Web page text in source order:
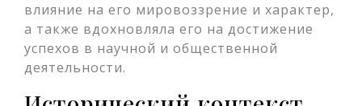
влияние на его мировоззрение и характер,
а также вдохновляла его на достижение
успехов в научной и общественной
деятельности.